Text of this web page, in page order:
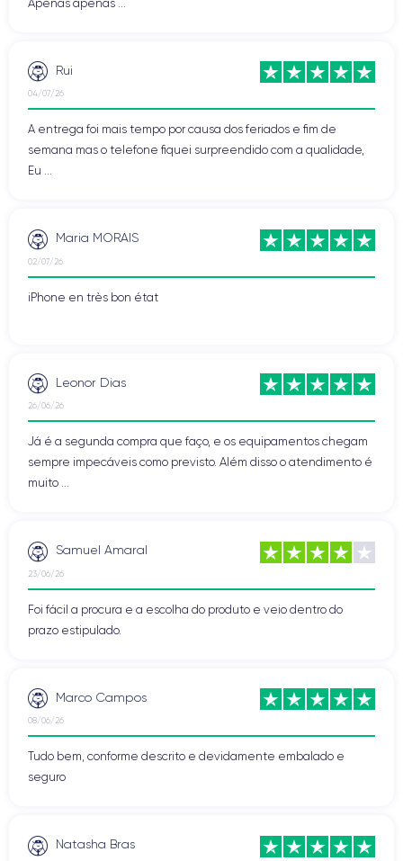
Apenas apenas ...
Rui
04/07/26
A entrega foi mais tempo por causa dos feriados e fim de
semana mas o telefone fiquei surpreendido com a qualidade,
Eu ...
Maria MORAIS
02/07/26
iPhone en très bon état
Leonor Dias
26/06/26
Já é a segunda compra que faço, e os equipamentos chegam
sempre impecáveis como previsto. Além disso o atendimento é
muito ...
Samuel Amaral
23/06/26
Foi fácil a procura e a escolha do produto e veio dentro do
prazo estipulado.
Marco Campos
08/06/26
Tudo bem, conforme descrito e devidamente embalado e
seguro
Natasha Bras